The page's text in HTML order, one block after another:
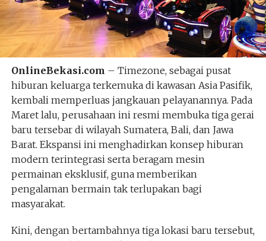
OnlineBekasi.com – Timezone, sebagai pusat
hiburan keluarga terkemuka di kawasan Asia Pasifik,
kembali memperluas jangkauan pelayanannya. Pada
Maret lalu, perusahaan ini resmi membuka tiga gerai
baru tersebar di wilayah Sumatera, Bali, dan Jawa
Barat. Ekspansi ini menghadirkan konsep hiburan
modern terintegrasi serta beragam mesin
permainan eksklusif, guna memberikan
pengalaman bermain tak terlupakan bagi
masyarakat.
Kini, dengan bertambahnya tiga lokasi baru tersebut,